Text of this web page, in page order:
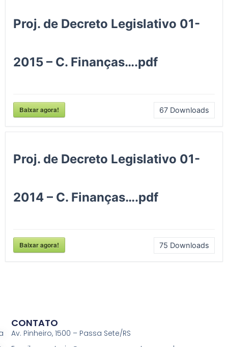
Proj. de Decreto Legislativo 01-
2015 – C. Finanças….pdf
Baixar agora! 67 Downloads
Proj. de Decreto Legislativo 01-
2014 – C. Finanças….pdf
Baixar agora! 75 Downloads
CONTATO
Av. Pinheiro, 1500 – Passa Sete/RS